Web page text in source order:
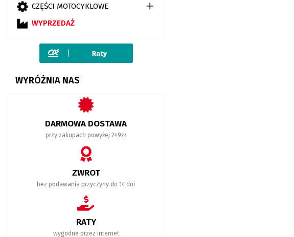
CZĘŚCI MOTOCYKLOWE 
WYPRZEDAŻ
WYRÓŻNIA NAS
DARMOWA DOSTAWA
przy zakupach powyżej 249zł
ZWROT
bez podawania przyczyny do 14 dni
RATY
wygodne przez internet